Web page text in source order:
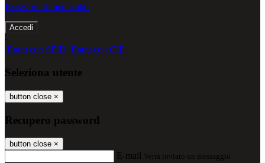
Password dimenticata?
-
Entra con SPID Entra con CIE
Seleziona utente
button close ×
Recupero password
button close ×
E-mail Verrà inviato un messaggio